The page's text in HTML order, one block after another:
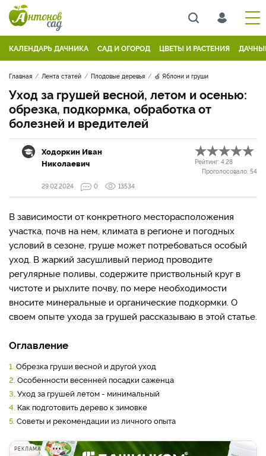
КАЛЕНДАРЬ ДАЧНИКА САД И ОГОРОД ЦВЕТЫ И РАСТЕНИЯ
Главная Лента статей Плодовые деревья 🍏 Яблони и груши
Уход за грушей весной, летом и осенью:
обрезка, подкормка, обработка от
болезней и вредителей
Ходоркин Иван
Николаевич
Рейтинг: 4.28
Проголосовало: 54
29.02.2024
0 13534
В зависимости от конкретного месторасположения
участка, почв на нем, климата в регионе и погодных
условий в сезоне, груше может потребоваться особый
уход. В жаркий засушливый период проводите
регулярные поливы, содержите приствольный круг в
чистоте и рыхлите почву, по мере необходимости
вносите минеральные и органические подкормки. О
своем опыте ухода за грушей рассказываю в этой статье.
Оглавление
1. Обрезка груши весной и другой уход
2. Особенности весенней посадки саженца
3. Уход за грушей летом - минимальный
4. Как подготовить дерево к зимовке
5. Советы и рекомендации из личного опыта
РЕКЛАМА